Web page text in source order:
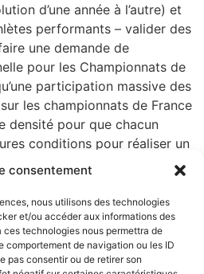
consentement
nous utilisons des technologies
et/ou accéder aux informations des
technologies nous permettra de
comportement de navigation ou les ID
pas consentir ou de retirer son
d’une année à l’autre) et
performants – valider des
une demande de
pour les Championnats de
participation massive des
les championnats de France
densité pour que chacun
conditions pour réaliser un
aura lieu le 17 mars afin
3000 ou 5000m de répétition
Grand Est de Duathlon
et nous pourrons profiter
de Vittel. La participation se
candidature. Vous trouverez